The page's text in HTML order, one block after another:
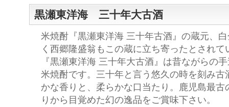
黒瀬東洋海 三十年大古酒
米焼酎『黒瀬東洋海 三十年古酒』の蔵元、
く西郷隆盛翁もこの蔵に立ち寄ったとされて
『黒瀬東洋海 三十年大古酒』は昔ながらの
米焼酎です。三十年と言う悠久の時を刻み古
かな香りと、柔らかな口当たり。鹿児島最古
りから目覚めた幻の逸品をご賞味下さい。